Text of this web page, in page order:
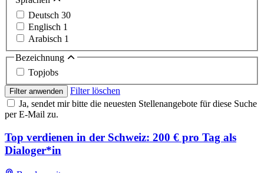
Deutsch 30
Englisch 1
Arabisch 1
Bezeichnung
Topjobs
Filter anwenden
Filter löschen
Ja, sendet mir bitte die neuesten Stellenangebote für diese Suche
per E-Mail zu.
Top verdienen in der Schweiz: 200 € pro Tag als
Dialoger*in